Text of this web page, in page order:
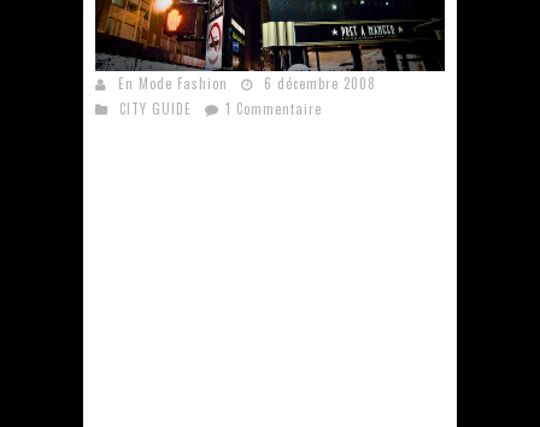
Evasion #2 : Welcome to New York !
En Mode Fashion
6 décembre 2008
CITY GUIDE
1 Commentaire